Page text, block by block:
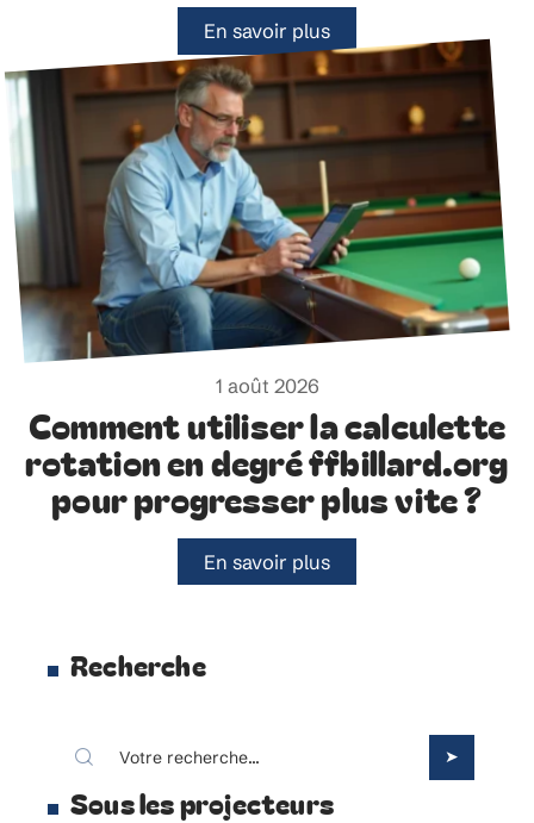
En savoir plus
1 août 2026
Comment utiliser la calculette
rotation en degré ffbillard.org
pour progresser plus vite ?
En savoir plus
Recherche
Sous les projecteurs